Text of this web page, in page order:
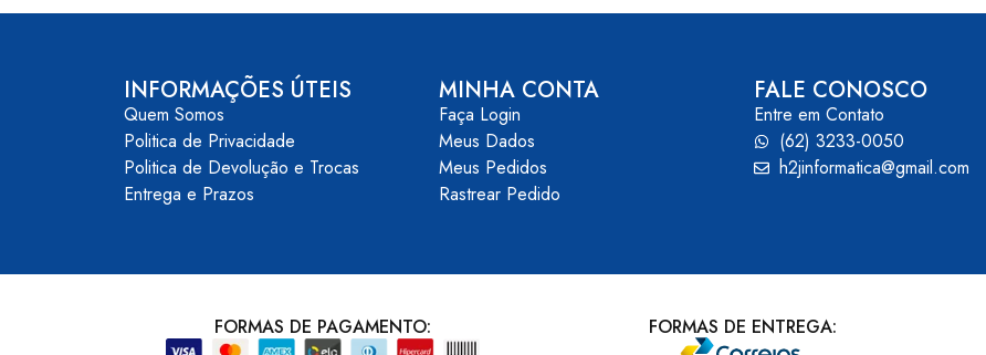
INFORMAÇÕES ÚTEIS
Quem Somos
Politica de Privacidade
Politica de Devolução e Trocas
Entrega e Prazos
MINHA CONTA
Faça Login
Meus Dados
Meus Pedidos
Rastrear Pedido
FALE CONOSCO
Entre em Contato
(62) 3233-0050
h2jinformatica@gmail.com
FORMAS DE PAGAMENTO: FORMAS DE ENTREGA: